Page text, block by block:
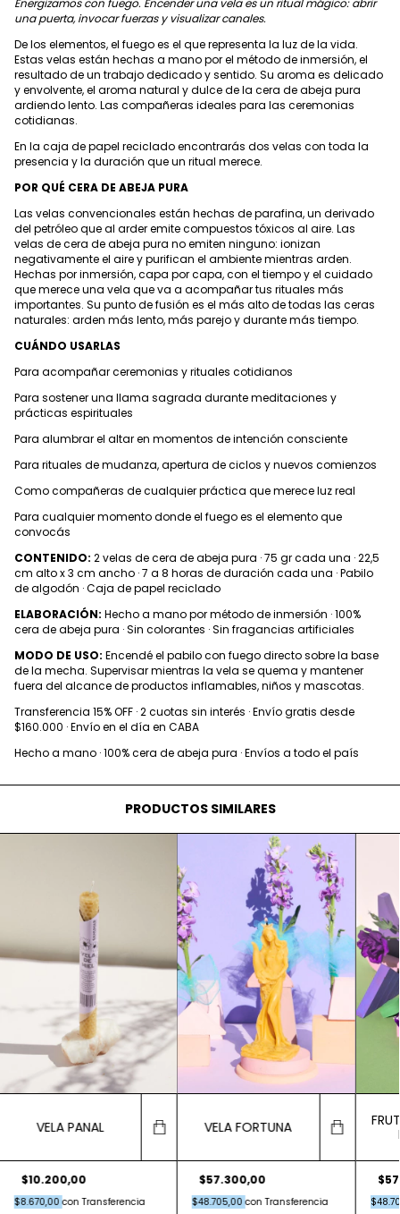
una puerta, invocar fuerzas y visualizar canales.
De los elementos, el fuego es el que representa la luz de la vida.
Estas velas están hechas a mano por el método de inmersión, el
resultado de un trabajo dedicado y sentido. Su aroma es delicado
y envolvente, el aroma natural y dulce de la cera de abeja pura
ardiendo lento. Las compañeras ideales para las ceremonias
cotidianas.
En la caja de papel reciclado encontrarás dos velas con toda la
presencia y la duración que un ritual merece.
POR QUÉ CERA DE ABEJA PURA
Las velas convencionales están hechas de parafina, un derivado
del petróleo que al arder emite compuestos tóxicos al aire. Las
velas de cera de abeja pura no emiten ninguno: ionizan
negativamente el aire y purifican el ambiente mientras arden.
Hechas por inmersión, capa por capa, con el tiempo y el cuidado
que merece una vela que va a acompañar tus rituales más
importantes. Su punto de fusión es el más alto de todas las ceras
naturales: arden más lento, más parejo y durante más tiempo.
CUÁNDO USARLAS
Para acompañar ceremonias y rituales cotidianos
Para sostener una llama sagrada durante meditaciones y
prácticas espirituales
Para alumbrar el altar en momentos de intención consciente
Para rituales de mudanza, apertura de ciclos y nuevos comienzos
Como compañeras de cualquier práctica que merece luz real
Para cualquier momento donde el fuego es el elemento que
convocás
CONTENIDO: 2 velas de cera de abeja pura · 75 gr cada una · 22,5
cm alto x 3 cm ancho · 7 a 8 horas de duración cada una · Pabilo
de algodón · Caja de papel reciclado
ELABORACIÓN: Hecho a mano por método de inmersión · 100%
cera de abeja pura · Sin colorantes · Sin fragancias artificiales
MODO DE USO: Encendé el pabilo con fuego directo sobre la base
de la mecha. Supervisar mientras la vela se quema y mantener
fuera del alcance de productos inflamables, niños y mascotas.
Transferencia 15% OFF · 2 cuotas sin interés · Envío gratis desde
$160.000 · Envío en el día en CABA
Hecho a mano · 100% cera de abeja pura · Envíos a todo el país
PRODUCTOS SIMILARES
VELA PANAL
$10.200,00
$8.670,00con Transferencia
VELA FORTUNA
$57.300,00
$48.705,00con Transferencia